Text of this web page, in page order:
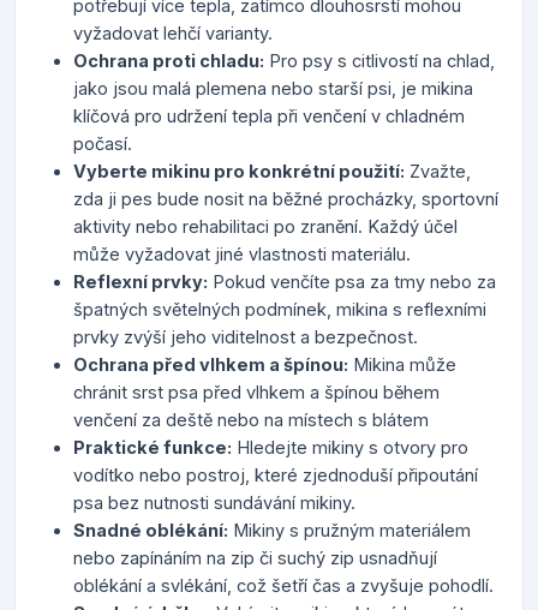
potřebují více tepla, zatímco dlouhosrstí mohou
vyžadovat lehčí varianty.
Ochrana proti chladu: Pro psy s citlivostí na chlad,
jako jsou malá plemena nebo starší psi, je mikina
klíčová pro udržení tepla při venčení v chladném
počasí.
Vyberte mikinu pro konkrétní použití: Zvažte,
zda ji pes bude nosit na běžné procházky, sportovní
aktivity nebo rehabilitaci po zranění. Každý účel
může vyžadovat jiné vlastnosti materiálu.
Reflexní prvky: Pokud venčíte psa za tmy nebo za
špatných světelných podmínek, mikina s reflexními
prvky zvýší jeho viditelnost a bezpečnost.
Ochrana před vlhkem a špínou: Mikina může
chránit srst psa před vlhkem a špínou během
venčení za deště nebo na místech s blátem
Praktické funkce: Hledejte mikiny s otvory pro
vodítko nebo postroj, které zjednoduší připoutání
psa bez nutnosti sundávání mikiny.
Snadné oblékání: Mikiny s pružným materiálem
nebo zapínáním na zip či suchý zip usnadňují
oblékání a svlékání, což šetří čas a zvyšuje pohodlí.